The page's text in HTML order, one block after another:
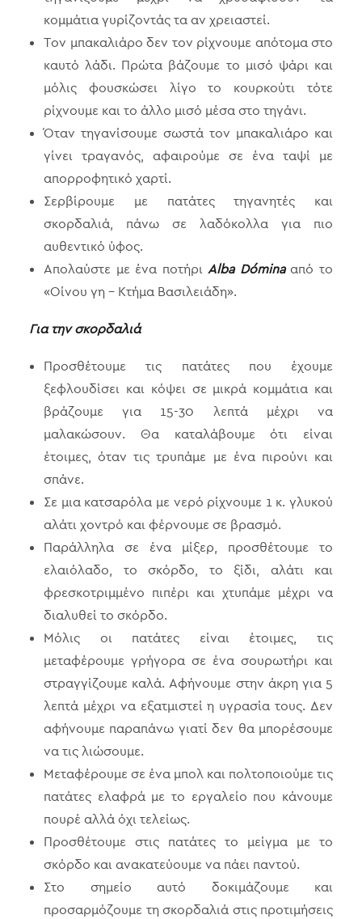
κομμάτια γυρίζοντάς τα αν χρειαστεί.
Τον μπακαλιάρο δεν τον ρίχνουμε απότομα στο
καυτό λάδι. Πρώτα βάζουμε το μισό ψάρι και
μόλις φουσκώσει λίγο το κουρκούτι τότε
ρίχνουμε και το άλλο μισό μέσα στο τηγάνι.
Όταν τηγανίσουμε σωστά τον μπακαλιάρο και
γίνει τραγανός, αφαιρούμε σε ένα ταψί με
απορροφητικό χαρτί.
Σερβίρουμε με πατάτες τηγανητές και
σκορδαλιά, πάνω σε λαδόκολλα για πιο
αυθεντικό ύφος.
Απολαύστε με ένα ποτήριAlbaDóminaαπό το
«Οίνου γη – Κτήμα Βασιλειάδη».
Για την σκορδαλιά
Προσθέτουμε τις πατάτες που έχουμε
ξεφλουδίσει και κόψει σε μικρά κομμάτια και
βράζουμε για 15-30 λεπτά μέχρι να
μαλακώσουν. Θα καταλάβουμε ότι είναι
έτοιμες, όταν τις τρυπάμε με ένα πιρούνι και
σπάνε.
Σε μια κατσαρόλα με νερό ρίχνουμε 1 κ. γλυκού
αλάτι χοντρό και φέρνουμε σε βρασμό.
Παράλληλα σε ένα μίξερ, προσθέτουμε το
ελαιόλαδο, το σκόρδο, το ξίδι, αλάτι και
φρεσκοτριμμένο πιπέρι και χτυπάμε μέχρι να
διαλυθεί το σκόρδο.
Μόλις οι πατάτες είναι έτοιμες, τις
μεταφέρουμε γρήγορα σε ένα σουρωτήρι και
στραγγίζουμε καλά. Αφήνουμε στην άκρη για 5
λεπτά μέχρι να εξατμιστεί η υγρασία τους. Δεν
αφήνουμε παραπάνω γιατί δεν θα μπορέσουμε
να τις λιώσουμε.
Μεταφέρουμε σε ένα μπολ και πολτοποιούμε τις
πατάτες ελαφρά με το εργαλείο που κάνουμε
πουρέ αλλά όχι τελείως.
Προσθέτουμε στις πατάτες το μείγμα με το
σκόρδο και ανακατεύουμε να πάει παντού.
Στο σημείο αυτό δοκιμάζουμε και
προσαρμόζουμε τη σκορδαλιά στις προτιμήσεις